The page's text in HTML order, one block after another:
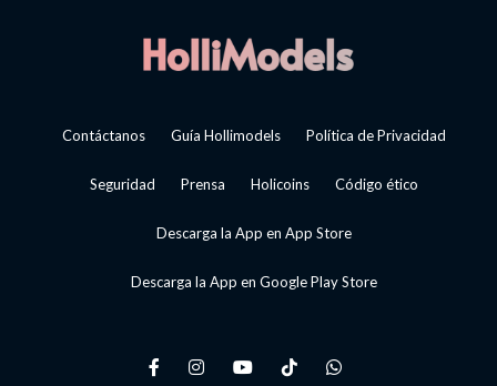
Contáctanos Guía Hollimodels Política de Privacidad
Seguridad Prensa Holicoins Código ético
Descarga la App en App Store
Descarga la App en Google Play Store